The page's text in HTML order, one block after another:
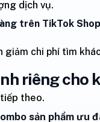
dịch vụ.
trên TikTok Shop
giảm chi phí tìm
riêng cho
theo.
sản phẩm ưu